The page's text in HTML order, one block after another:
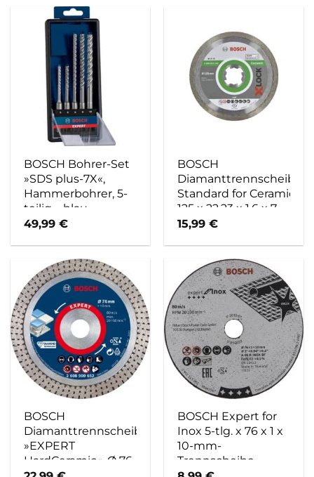
BOSCH Bohrer-Set
»SDS plus-7X«,
Hammerbohrer, 5-
teilig – blau
49,99€
BOSCH
Diamanttrennscheibe
Standard for Ceramic
125 x 22,23 x 1,6 x 7
15,99€
BOSCH
Diamanttrennscheibe
»EXPERT
HardCeramic«, Ø 76
BOSCH Expert for
Inox 5-tlg. x 76 x 1 x
10-mm-
Trennscheibe –